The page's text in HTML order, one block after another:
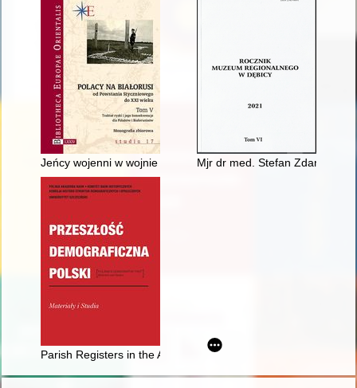
Jeńcy wojenni w wojnie polsko-bolszewickiej : refleksje na tle
Mjr dr med. Stefan Zdanowski :
Parish Registers in the Archival Fonds of the State Archives